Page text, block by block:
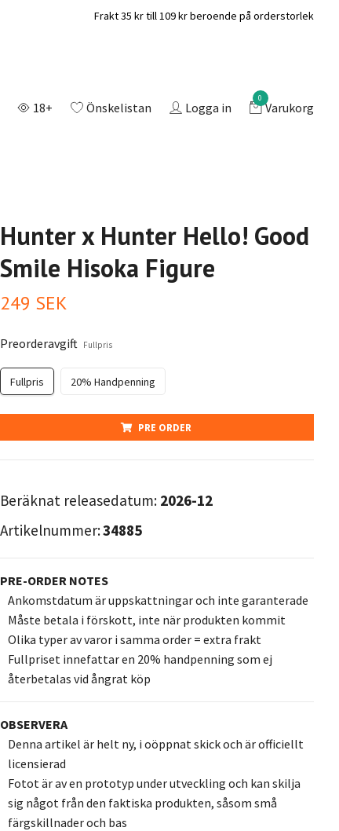
Frakt 35 kr till 109 kr beroende på orderstorlek
18+ Önskelistan Logga in
0
Varukorg
Hunter x Hunter Hello! Good
Smile Hisoka Figure
249 SEK
Preorderavgift Fullpris
Fullpris 20% Handpenning
PRE ORDER
Beräknat releasedatum: 2026-12
Artikelnummer:34885
PRE-ORDER NOTES
Ankomstdatum är uppskattningar och inte garanterade
Måste betala i förskott, inte när produkten kommit
Olika typer av varor i samma order = extra frakt
Fullpriset innefattar en 20% handpenning som ej
återbetalas vid ångrat köp
OBSERVERA
Denna artikel är helt ny, i oöppnat skick och är officiellt
licensierad
Fotot är av en prototyp under utveckling och kan skilja
sig något från den faktiska produkten, såsom små
färgskillnader och bas